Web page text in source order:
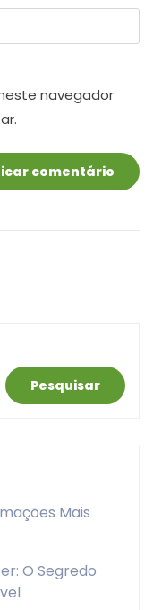
navegador
Pesquisar
Mais
O Segredo